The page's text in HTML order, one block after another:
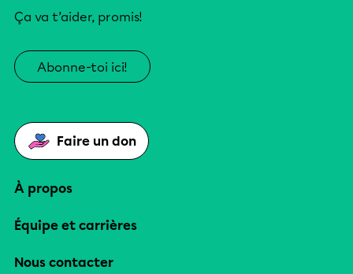
Ça va t’aider, promis!
Abonne-toi ici!
Faire un don
À propos
Équipe et carrières
Nous contacter